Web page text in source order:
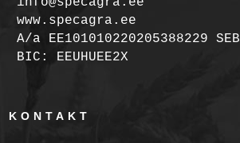
www.specagra.ee
A/a EE101010220205388229 SEB
BIC: EEUHUEE2X
KONTAKT